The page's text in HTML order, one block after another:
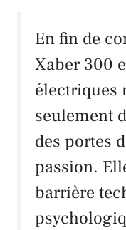
En fin de
Xaber 300
électriques
seulement
des portes
passion.
barrière